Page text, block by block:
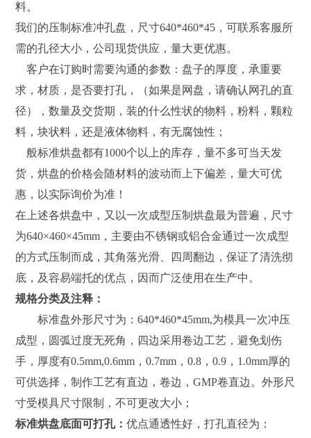
料。
我们的压制标准冲孔盘，尺寸640*460*45，可联系客服所
需的孔径大小，公司现货供应，量大更优惠。
客户在订购时需要沟通的参数：盘子的厚度，承重要
求，材质，是否要打孔，（如果是网盘，请确认网孔的直
径），数量及交货期，装的什么性状的物料，粉料，颗粒
料，块状料，还是液体物料，有无腐蚀性；
般标准烘盘都有1000个以上的库存，量不多可当天发
货，烘盘的价格会随材料的波动而上下偏差，量大可优
惠，以实际询价为准！
在上述各烘盘中，又以一次成型压制烘盘最为普遍，尺寸
为640×460×45mm，主要由不锈钢或铝合金通过一次成型
的方式压制而成，其角落光滑、四周翻边，保证了清洗彻
底，及容易端托的优点，因而广泛使用在生产中。
规格分类及注释：
标准盘外形尺寸为：640*460*45mm,为模具一次冲压
成型，圆弧过度无死角，四边采用卷边工艺，避免划伤
手，厚度有0.5mm,0.6mm，0.7mm，0.8，0.9，1.0mm厚的
可供选择，制作工艺有直边，卷边，GMP卷直边。外形尺
寸受模具尺寸限制，不可更改大小；
标准烘盘底面可打孔：优点通透性好，打孔直径为：